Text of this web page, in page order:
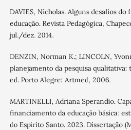
DAVIES, Nicholas. Alguns desafios
educação. Revista Pedagógica,
jul./dez. 2014.
DENZIN, Norman K.; LINCOLN,
planejamento da pesquisa qualitativa:
ed. Porto Alegre: Artmed, 2006.
MARTINELLI, Adriana Sperandio.
financiamento da educação básica:
do Espírito Santo. 2023. Dissertação